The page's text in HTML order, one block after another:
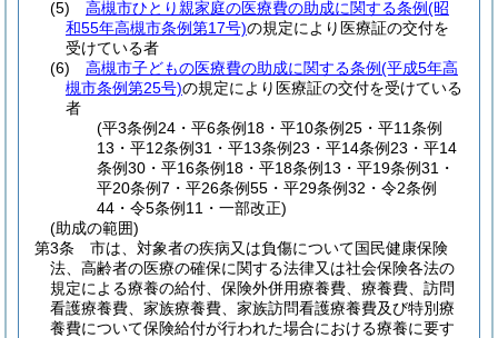
(5)
高槻市ひとり親家庭の医療費の助成に関する条例(昭
和55年高槻市条例第17号)の規定により医療証の交付を
受けている者
(6)
高槻市子どもの医療費の助成に関する条例(平成5年高
槻市条例第25号)の規定により医療証の交付を受けている
者
(平3条例24・平6条例18・平10条例25・平11条例
13・平12条例31・平13条例23・平14条例23・平14
条例30・平16条例18・平18条例13・平19条例31・
平20条例7・平26条例55・平29条例32・令2条例
44・令5条例11・一部改正)
(助成の範囲)
第3条
市は、対象者の疾病又は負傷について国民健康保険
法、高齢者の医療の確保に関する法律又は社会保険各法の
規定による療養の給付、保険外併用療養費、療養費、訪問
看護療養費、家族療養費、家族訪問看護療養費及び特別療
養費について保険給付が行われた場合における療養に要す